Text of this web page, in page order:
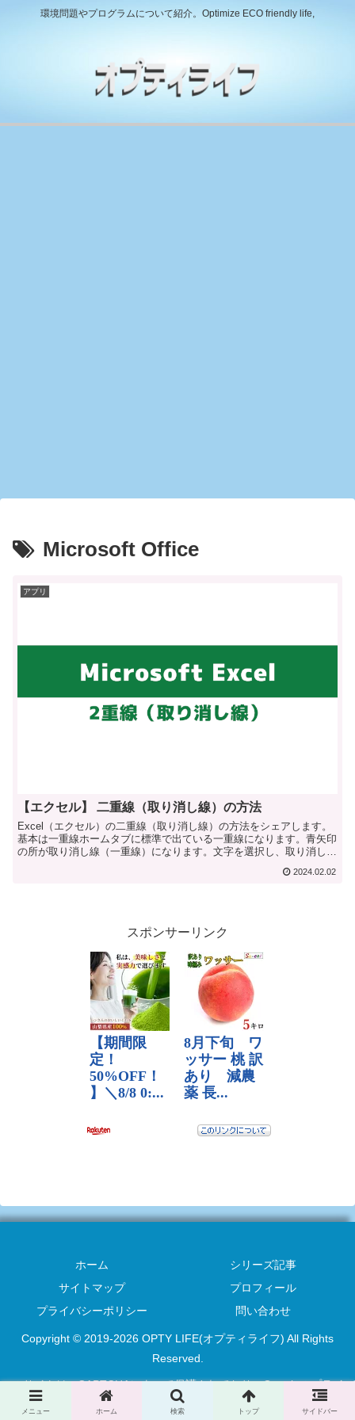
環境問題やプログラムについて紹介。Optimize ECO friendly life,
Microsoft Office
アプリ
【エクセル】 二重線（取り消し線）の方法
Excel（エクセル）の二重線（取り消し線）の方法をシェアします。
基本は一重線ホームタブに標準で出ている一重線になります。青矢印
の所が取り消し線（一重線）になります。文字を選択し、取り消し線
2024.02.02
スポンサーリンク
ホーム
シリーズ記事
サイトマップ
プロフィール
プライバシーポリシー
問い合わせ
Copyright © 2019-2026 OPTY LIFE(オプティライフ) All Rights
Reserved.
このサイトはreCAPTCHAによって保護されており、Googleのプライバ
シーポリシー
利用規約 が適用されます。
メニュー ホーム 検索 トップ サイドバー